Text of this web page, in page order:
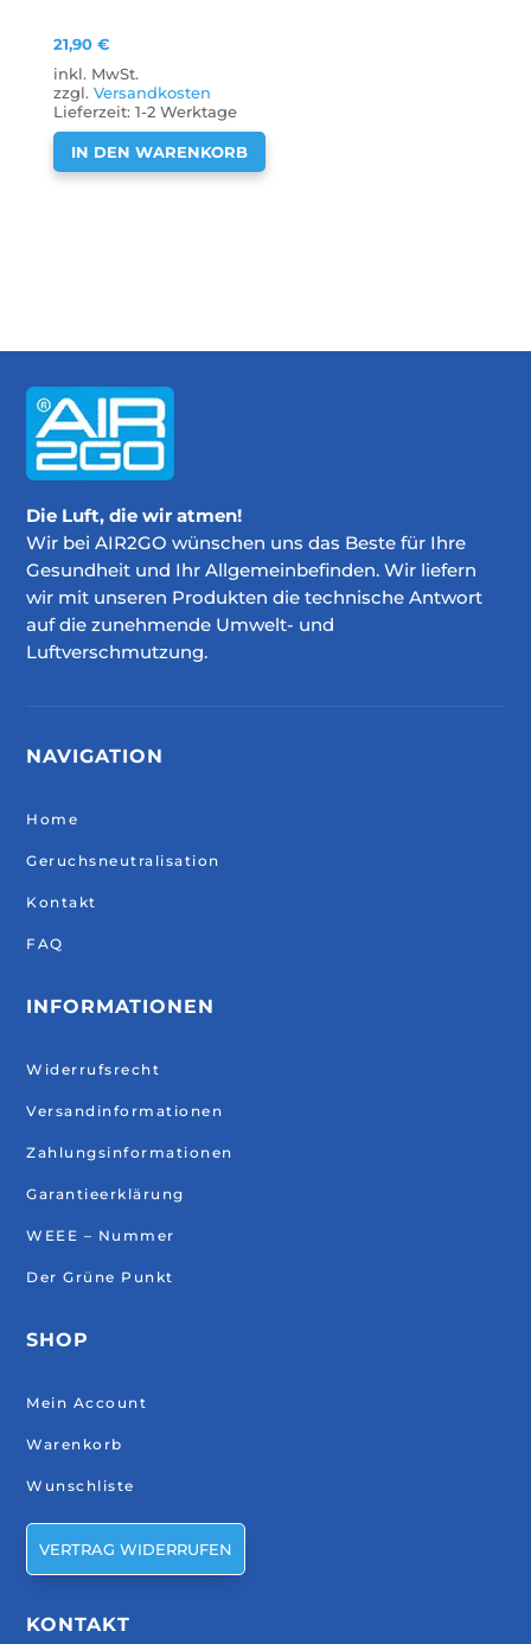
21,90€
inkl. MwSt.
zzgl.Versandkosten
Lieferzeit:1-2 Werktage
IN DEN WARENKORB
Die Luft, die wir atmen!
Wir bei AIR2GO wünschen uns das Beste für Ihre
Gesundheit und Ihr Allgemeinbefinden. Wir liefern
wir mit unseren Produkten die technische Antwort
auf die zunehmende Umwelt- und
Luftverschmutzung.
NAVIGATION
Home
Geruchsneutralisation
Kontakt
FAQ
INFORMATIONEN
Widerrufsrecht
Versandinformationen
Zahlungsinformationen
Garantieerklärung
WEEE – Nummer
Der Grüne Punkt
SHOP
Mein Account
Warenkorb
Wunschliste
VERTRAG WIDERRUFEN
KONTAKT